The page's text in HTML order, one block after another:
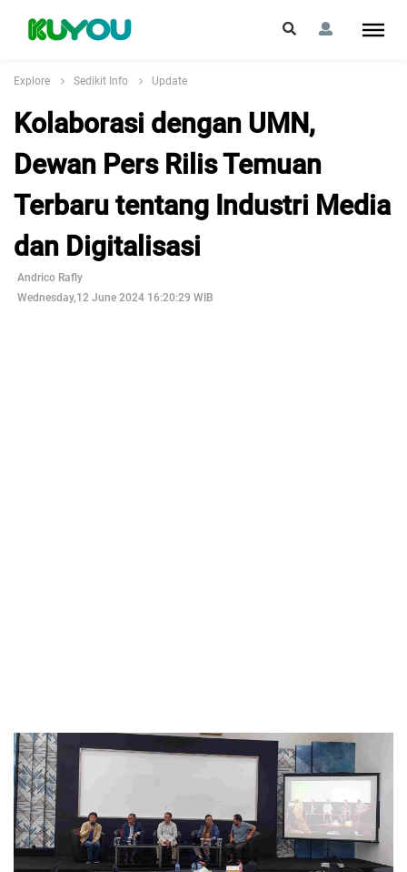
Explore Sedikit Info Update
Kolaborasi dengan UMN,
Dewan Pers Rilis Temuan
Terbaru tentang Industri Media
dan Digitalisasi
Andrico Rafly
Wednesday,12 June 2024 16:20:29 WIB